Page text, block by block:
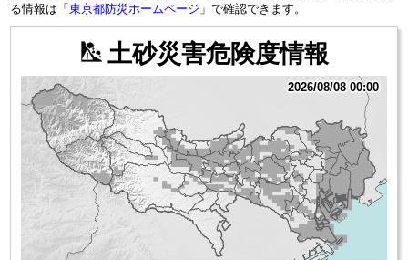
地区別危険度時系列一覧
土砂災害警戒区域マップ
Language
日本語
る情報は「東京都防災ホームページ 」で確認できます。
土砂災害危険度情報
2026/08/08 00:00